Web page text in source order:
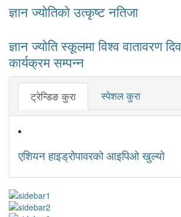
ज्ञान ज्योतिकाे उत्कृष्ट नतिजा
ज्ञान ज्योति स्कूलमा विश्व वातावरण
कार्यक्रम सम्पन्न
ट्रेन्डिङ कुरा स्पेशल कुरा
एशियन हाइड्रोपावरको आइपिओ खुल्यो